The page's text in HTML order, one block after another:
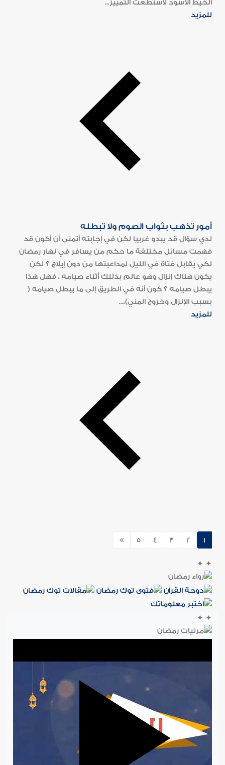
الخيط الأسود لاستطعت التمييز...
للمزيد
أمور تذهب بثواب الصوم ولا تبطله
لدي سؤال قد يبدو غرييا لكن في إجابته أتمنى أن أكون قد
فهمت مسائل مختلفة ما حكم من يسافر في نهار رمضان
لكي يقابل فتاة في الليل لمداعبتها من دون إيلاج ؟ لكن
يكون هناك إنزال وهو عالم بذللك أثناء صيامه ، فهل هذا
يبطل صيامه ؟ كون أنه في الطريق إلى ما يبطل صيامه (
بسبب الإنزال وخروج المني)،...
للمزيد
1
2
3
4
5
✦
✦
✦
✦